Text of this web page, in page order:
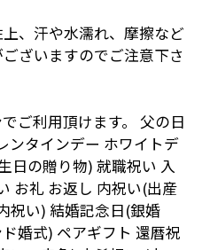
、汗や水濡れ、摩擦など
ざいますのでご注意下さ
ご利用頂けます。 父の日
ンタインデー ホワイトデ
日の贈り物) 就職祝い 入
お礼 お返し 内祝い(出産
祝い) 結婚記念日(銀婚
婚式) ペアギフト 還暦祝